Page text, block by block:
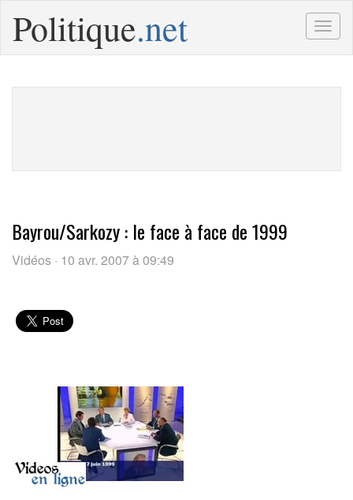
Politique.net
Bayrou/Sarkozy : le face à face de 1999
Vidéos · 10 avr. 2007 à 09:49